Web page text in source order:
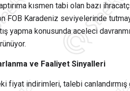
kısmen tabi olan bazı
FOB Karadeniz seviyelerinde
yapma konusunda aceleci
ve Faaliyet Sinyalleri
fiyat indirimleri, talebi